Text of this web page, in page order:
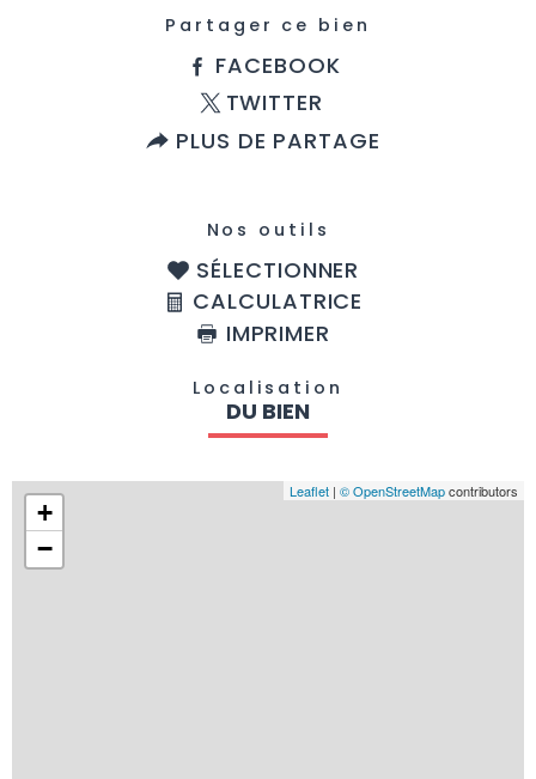
Partager ce bien
FACEBOOK
TWITTER
PLUS DE PARTAGE
Nos outils
SÉLECTIONNER
CALCULATRICE
IMPRIMER
Localisation
DU BIEN
+
−
Leaflet | © OpenStreetMapcontributors